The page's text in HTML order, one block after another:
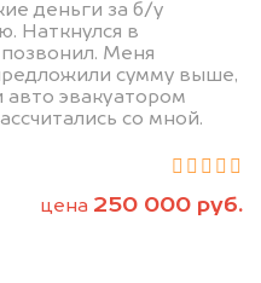
деньги за б/у
Наткнулся в
Меня
сумму выше,
авто эвакуатором
со мной.
цена 250 000 руб.